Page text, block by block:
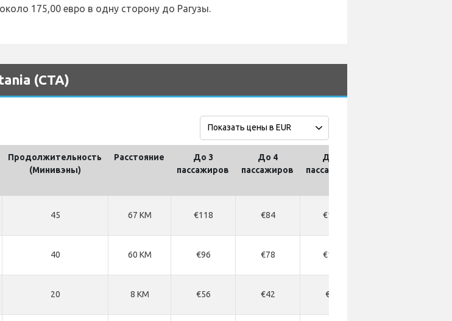
175,00 евро в одну сторону до Рагузы.
(CTA)
Продолжительность
(Минивэны)
Pасстояние
До 3
пассажиров
До 4
пассажиров
До 7
пассажиров
45 67 KM €118 €84 €114
40 60 KM €96 €78 €108
20 8 KM €56 €42 €64